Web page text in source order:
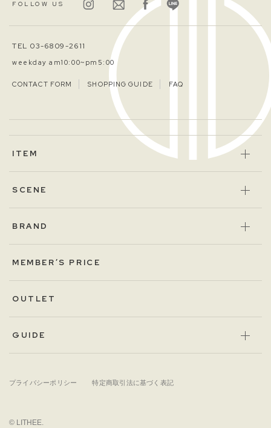
FOLLOW US
TEL 03-6809-2611
weekday am10:00~pm5:00
CONTACT FORM SHOPPING GUIDE FAQ
ITEM
SCENE
BRAND
MEMBER’S PRICE
OUTLET
GUIDE
プライバシーポリシー 特定商取引法に基づく表記
© LITHEE.